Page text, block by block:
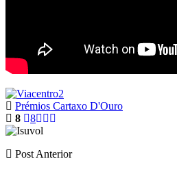
Prémios Cartaxo D'Ouro
8
8
Post Anterior